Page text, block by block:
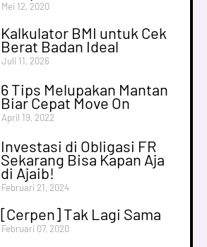
Mei 12, 2020
Kalkulator BMI untuk Cek
Berat Badan Ideal
Juli 11, 2026
6 Tips Melupakan Mantan
Biar Cepat Move On
April 19, 2022
Investasi di Obligasi FR
Sekarang Bisa Kapan Aja
di Ajaib!
Februari 21, 2024
[Cerpen] Tak Lagi Sama
Februari 07, 2020